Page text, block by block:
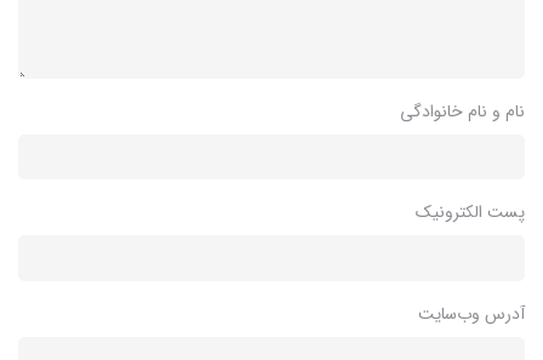
نام و نام خانوادگی
پست الکترونیک
آدرس وب‌سایت